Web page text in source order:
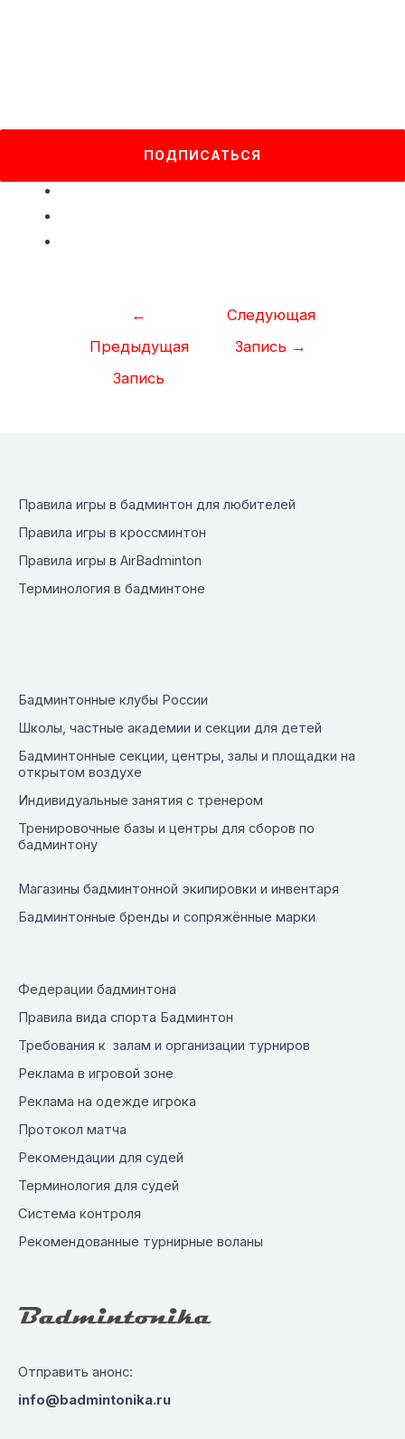
Навигация
по
записям
←
Предыдущая
Запись
Следующая
Запись →
Правила игры в бадминтон для любителей
Правила игры в кроссминтон
Правила игры в AirBadminton
Терминология в бадминтоне
Бадминтонные клубы России
Школы, частные академии и секции для детей
Бадминтонные секции, центры, залы и площадки на
открытом воздухе
Индивидуальные занятия с тренером
Тренировочные базы и центры для сборов по
бадминтону
Магазины бадминтонной экипировки и инвентаря
Бадминтонные бренды и сопряжённые марки
Федерации бадминтона
Правила вида спорта Бадминтон
Требования к залам и организации турниров
Реклама в игровой зоне
Реклама на одежде игрока
Протокол матча
Рекомендации для судей
Терминология для судей
Система контроля
Рекомендованные турнирные воланы
Отправить анонс:
info@badmintonika.ru
ПОДПИСАТЬСЯ